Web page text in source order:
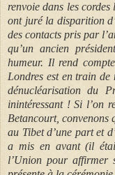
renvoie dans les
ont juré la disparition
des contacts pris par
qu’un ancien
humeur. Il rend
Londres est en train de
dénucléarisation du
inintéressant ! Si l’on
Betancourt, convenons
au Tibet d’une part et
a mis en avant (il
l’Union pour affirmer